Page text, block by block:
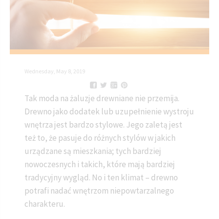
Wednesday, May 8, 2019
Tak moda na żaluzje drewniane nie przemija.
Drewno jako dodatek lub uzupełnienie wystroju
wnętrza jest bardzo stylowe. Jego zaletą jest
też to, że pasuje do różnych stylów w jakich
urządzane są mieszkania; tych bardziej
nowoczesnych i takich, które mają bardziej
tradycyjny wygląd. No i ten klimat – drewno
potrafi nadać wnętrzom niepowtarzalnego
charakteru.